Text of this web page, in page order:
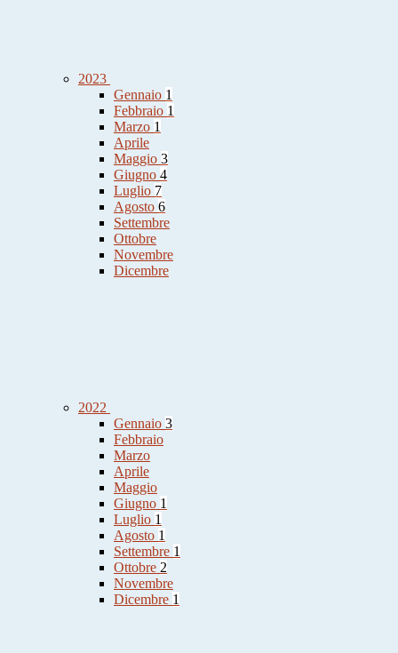
2023
Gennaio 1
Febbraio 1
Marzo 1
Aprile
Maggio 3
Giugno 4
Luglio 7
Agosto 6
Settembre
Ottobre
Novembre
Dicembre
2022
Gennaio 3
Febbraio
Marzo
Aprile
Maggio
Giugno 1
Luglio 1
Agosto 1
Settembre 1
Ottobre 2
Novembre
Dicembre 1